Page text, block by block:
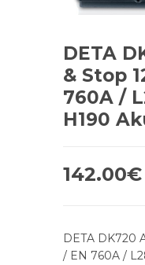
DETA
& Stop
760A /
H190
142.00€
DETA DK720
/ EN 760A /